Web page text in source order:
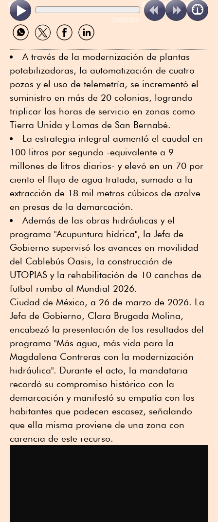
ReadSpeaker
Compartir
por
Compartir
por
Compartir
por
Compartir
por
A través de la modernización de plantas
potabilizadoras, la automatización de cuatro
pozos y el uso de telemetría, se incrementó el
suministro en más de 20 colonias, logrando
triplicar las horas de servicio en zonas como
Tierra Unida y Lomas de San Bernabé.
La estrategia integral aumentó el caudal en
100 litros por segundo -equivalente a 9
millones de litros diarios- y elevó en un 70 por
ciento el flujo de agua tratada, sumado a la
extracción de 18 mil metros cúbicos de azolve
en presas de la demarcación.
Además de las obras hidráulicas y el
programa "Acupuntura hídrica", la Jefa de
Gobierno supervisó los avances en movilidad
del Cablebús Oasis, la construcción de
UTOPIAS y la rehabilitación de 10 canchas de
futbol rumbo al Mundial 2026.
Ciudad de México, a 26 de marzo de 2026. La
Jefa de Gobierno, Clara Brugada Molina,
encabezó la presentación de los resultados del
programa "Más agua, más vida para la
Magdalena Contreras con la modernización
hidráulica". Durante el acto, la mandataria
recordó su compromiso histórico con la
demarcación y manifestó su empatía con los
habitantes que padecen escasez, señalando
que ella misma proviene de una zona con
carencia de este recurso.